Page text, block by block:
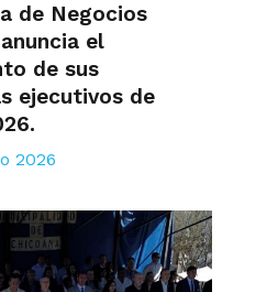
de Negocios
el
de sus
ejecutivos de
2026